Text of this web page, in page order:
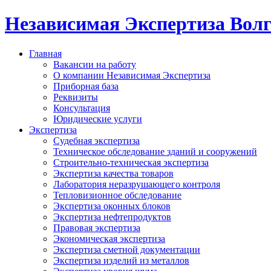
Независимая Экспертиза
Главная
Вакансии на работу
О компании Независимая Экспертиза
Приборная база
Реквизиты
Консультация
Юридические услуги
Экспертиза
Судебная экспертиза
Техническое обследование зданий и сооружений
Строительно-техническая экспертиза
Экспертиза качества товаров
Лаборатория неразрушающего контроля
Тепловизионное обследование
Экспертиза оконных блоков
Экспертиза нефтепродуктов
Правовая экспертиза
Экономическая экспертиза
Экспертиза сметной документации
Экспертиза изделий из металлов